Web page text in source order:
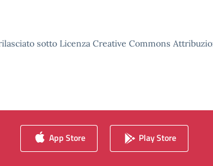
sotto Licenza Creative Commons
App Store Play Store